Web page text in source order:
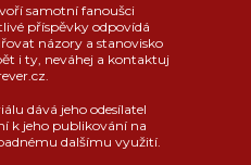
samotní fanoušci
příspěvky odpovídá
názory a stanovisko
i ty, neváhej a kontaktuj
dává jeho odesílatel
k jeho publikování na
dalšímu využití.